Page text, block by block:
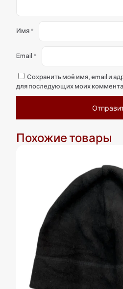
Имя*
Email *
Сохранить моё имя, email и
для последующих моих
Похожие товары